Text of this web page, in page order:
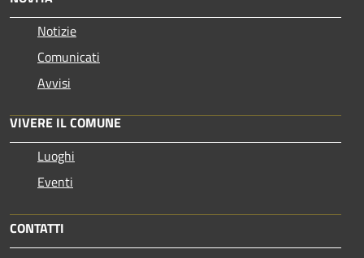
Notizie
Comunicati
Avvisi
VIVERE IL COMUNE
Luoghi
Eventi
CONTATTI